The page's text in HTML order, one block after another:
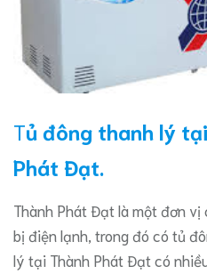
Tủ đông thanh lý
Phát Đạt.
Thành Phát Đạt là một đơn
bị điện lạnh, trong đó có tủ
lý tại Thành Phát Đạt có